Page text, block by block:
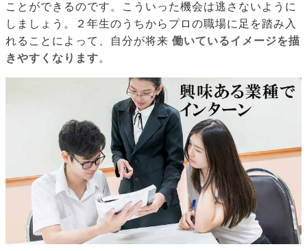
ことができるのです。こういった機会は逃さないように
しましょう。２年生のうちからプロの職場に足を踏み入
れることによって、自分が将来 働いているイメージを描
きやすくなります。